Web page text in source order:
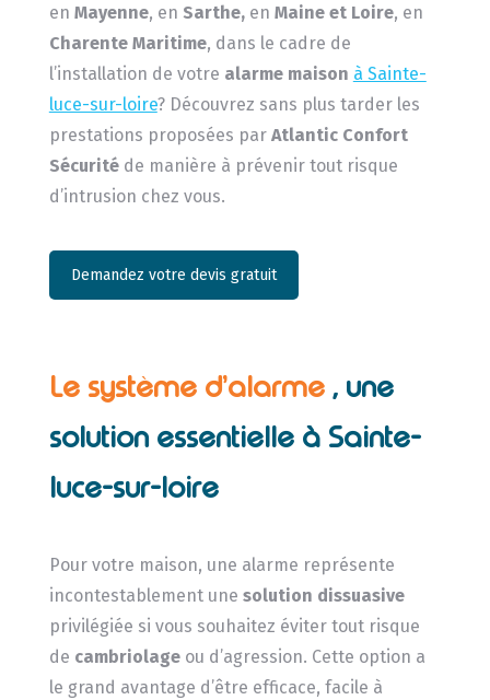
en Mayenne, en Sarthe, en Maine et Loire, en
Charente Maritime, dans le cadre de
l’installation de votre alarme maison à Sainte-
luce-sur-loire? Découvrez sans plus tarder les
prestations proposées par Atlantic Confort
Sécuritéde manière à prévenir tout risque
d’intrusion chez vous.
Demandez votre devis gratuit
Le système d’alarme , une
solution essentielle à Sainte-
luce-sur-loire
Pour votre maison, une alarme représente
incontestablement une solution dissuasive
privilégiée si vous souhaitez éviter tout risque
de cambriolageou d’agression. Cette option a
le grand avantage d’être efficace, facile à